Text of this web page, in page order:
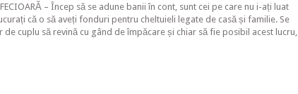
– Încep să se adune banii în cont, sunt cei pe care nu i-ați luat
că o să aveți fonduri pentru cheltuieli legate de casă și familie. Se
cuplu să revină cu gând de împăcare și chiar să fie posibil acest lucru,